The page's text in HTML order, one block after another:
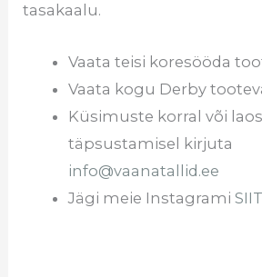
tasakaalu.
Vaata teisi koresööda
Vaata kogu Derby
Küsimuste korral või
täpsustamisel kirjuta
info@vaanatallid.ee
Jägi meie Instagrami SIIT